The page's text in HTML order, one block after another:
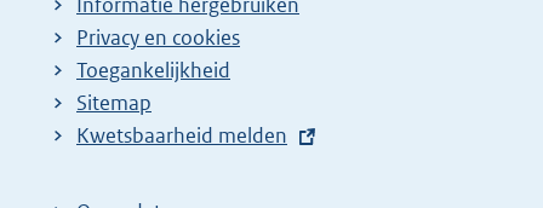
Privacy en cookies
Toegankelijkheid
Sitemap
E
t
Kwetsbaarheid melden